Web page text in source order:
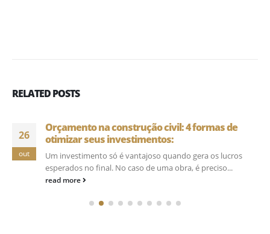
RELATEDPOSTS
26
out
Orçamento na construção civil: 4 formas de
otimizar seus investimentos:
Um investimento só é vantajoso quando gera os lucros
esperados no final. No caso de uma obra, é preciso...
read more